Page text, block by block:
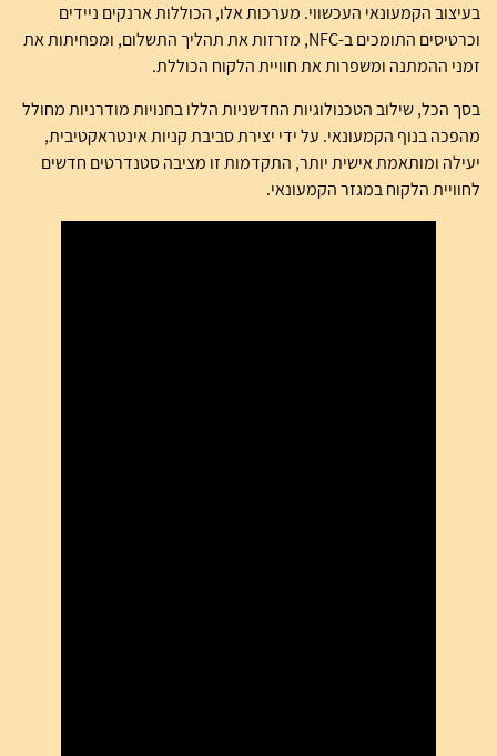
בעיצוב הקמעונאי העכשווי. מערכות אלו, הכוללות ארנקים ניידים
וכרטיסים התומכים ב-NFC, מזרזות את תהליך התשלום, ומפחיתות את
זמני ההמתנה ומשפרות את חוויית הלקוח הכוללת.
בסך הכל, שילוב הטכנולוגיות החדשניות הללו בחנויות מודרניות מחולל
מהפכה בנוף הקמעונאי. על ידי יצירת סביבת קניות אינטראקטיבית,
יעילה ומותאמת אישית יותר, התקדמות זו מציבה סטנדרטים חדשים
לחוויית הלקוח במגזר הקמעונאי.